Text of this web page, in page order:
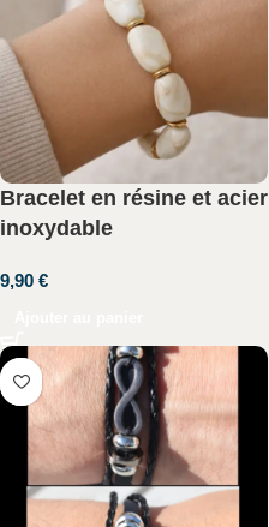
Bracelet en résine et acier
inoxydable
9,90 €